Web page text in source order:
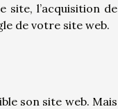
site, l’acquisition de
de votre site web.
son site web. Mais